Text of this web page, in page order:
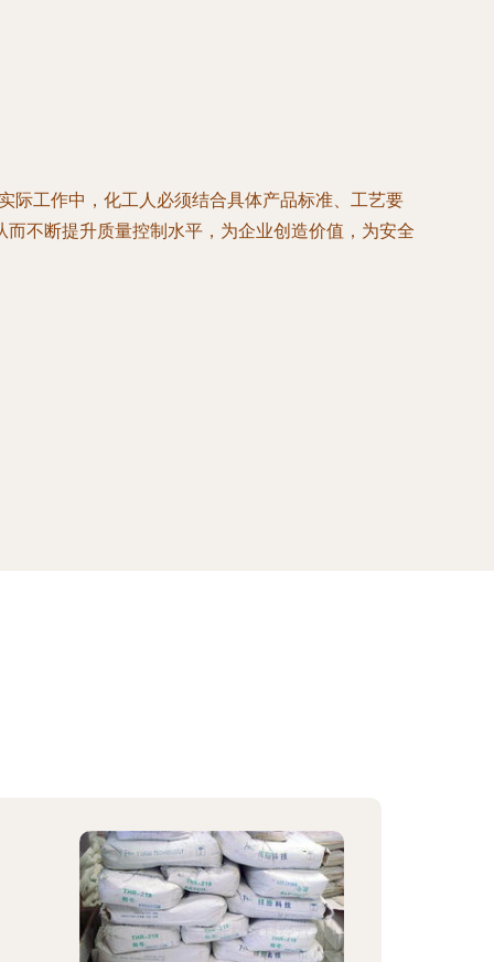
际工作中，化工人必须结合具体产品标准、工艺要
不断提升质量控制水平，为企业创造价值，为安全